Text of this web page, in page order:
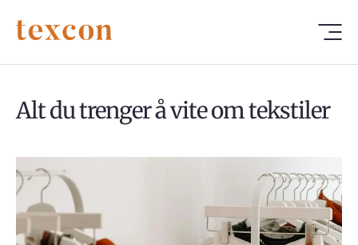
Alt du trenger å vite om tekstiler